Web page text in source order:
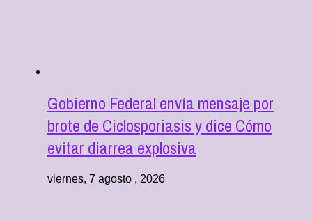
Gobierno Federal envía mensaje por
brote de Ciclosporiasis y dice Cómo
evitar diarrea explosiva
viernes, 7 agosto , 2026